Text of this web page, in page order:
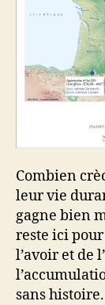
Combien
leur vie
gagne bien
reste ici pour
l’avoir et de
sans histoire.